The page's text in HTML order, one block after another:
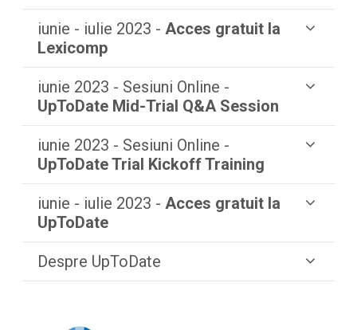
iunie - iulie 2023 - Acces gratuit la
Lexicomp
iunie 2023 - Sesiuni Online -
UpToDate Mid-Trial Q&A Session
iunie 2023 - Sesiuni Online -
UpToDate Trial Kickoff Training
iunie - iulie 2023 - Acces gratuit la
UpToDate
Despre UpToDate